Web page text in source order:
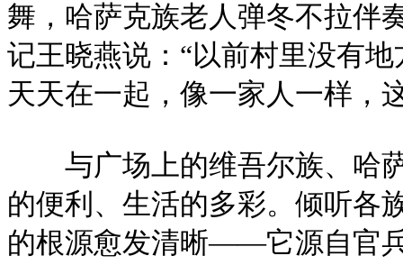
舞，哈萨克族老人弹冬不拉伴
记王晓燕说：“以前村里没有
天天在一起，像一家人一样，
与广场上的维吾尔族、哈萨
的便利、生活的多彩。倾听各
的根源愈发清晰——它源自官